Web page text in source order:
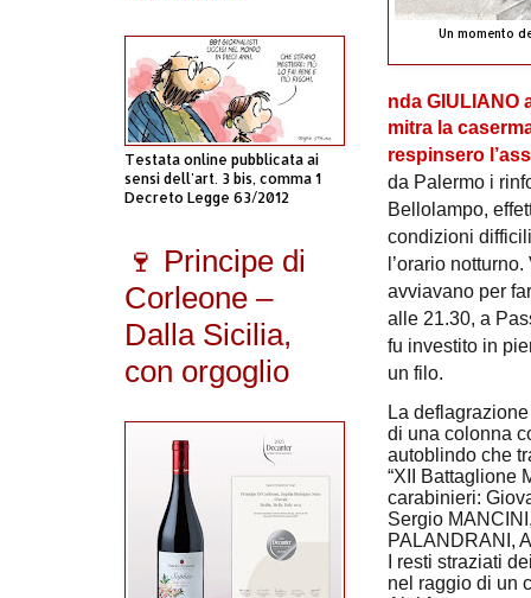
Un momento
nda GIULIANO
mitra la
respinsero
da Palermo i
Bellolampo,
condizioni
l’orario
avviavano per
alle 21.30, a
fu investito in
un filo.
La
di una colonna
autoblindo che
“XII Battaglione
carabinieri:
Sergio
PALANDRANI,
I resti straziati
nel raggio di un
Testata online pubblicata ai
sensi dell'art. 3 bis, comma 1
Decreto Legge 63/2012
🍷 Principe di
Corleone –
Dalla Sicilia,
con orgoglio